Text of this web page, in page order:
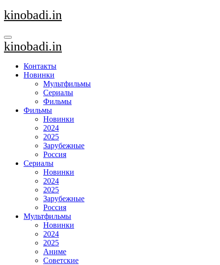
Перейти
к
kinobadi.in
kinobadi.in
Контакты
Новинки
Мультфильмы
Сериалы
Фильмы
Фильмы
Новинки
2024
2025
Зарубежные
Россия
Сериалы
Новинки
2024
2025
Зарубежные
Россия
Мультфильмы
Новинки
2024
2025
Аниме
Советские